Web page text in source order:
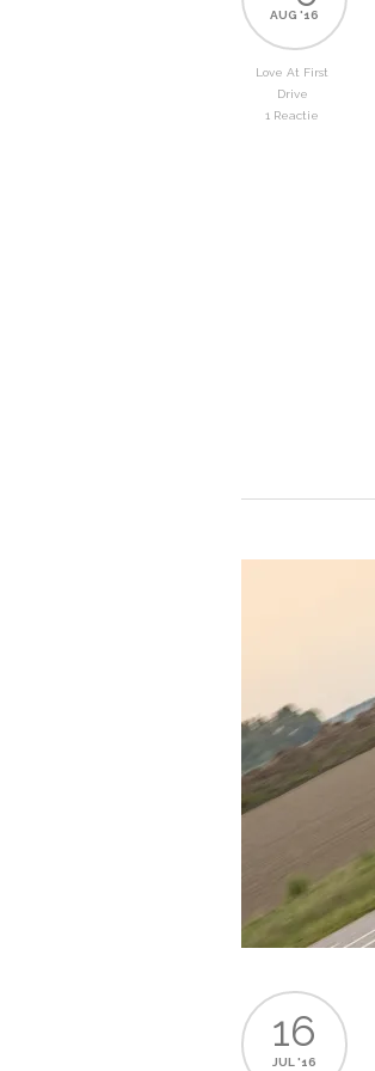
AUG '16
Love At First
Drive
1 Reactie
16
JUL '16